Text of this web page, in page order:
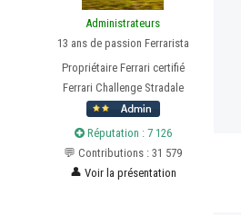
Administrateurs
13 ans de passion Ferrarista
Propriétaire Ferrari certifié
Ferrari Challenge Stradale
Réputation : 7 126
💬 Contributions : 31 579
👤 Voir la présentation